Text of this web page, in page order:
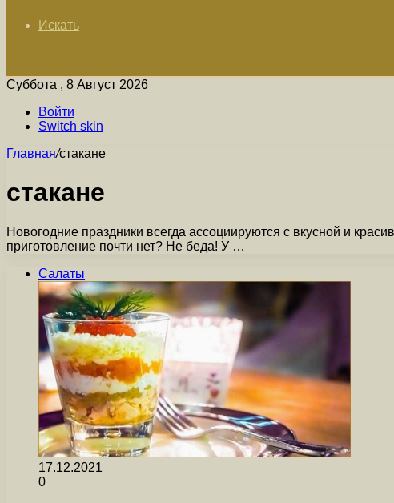
Искать
Суббота , 8 Август 2026
Войти
Switch skin
Главная/стакане
стакане
Новогодние праздники всегда ассоциируются с вкусной и
приготовление почти нет? Не беда! У …
Салаты
17.12.2021
0